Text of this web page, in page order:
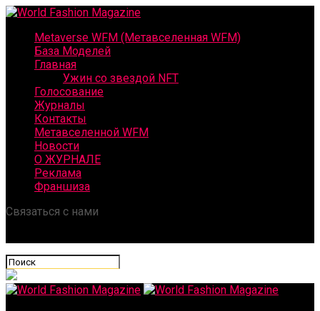
Metaverse WFM (Метавселенная WFM)
База Моделей
Главная
Ужин со звездой NFT
Голосование
Журналы
Контакты
Метавселенной WFM
Новости
О ЖУРНАЛЕ
Реклама
Франшиза
Связаться с нами